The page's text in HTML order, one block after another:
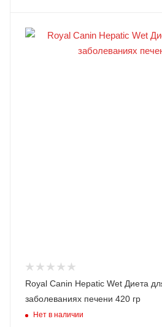
Royal Canin Hepatic Wet Диета
заболеваниях печени 420 гр
Нет в наличии